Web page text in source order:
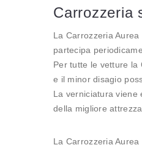
Carrozzeria
La Carrozzeria
partecipa
Per tutte le vetture la
e il minor disagio
La verniciatura viene
della migliore
La Carrozzeria